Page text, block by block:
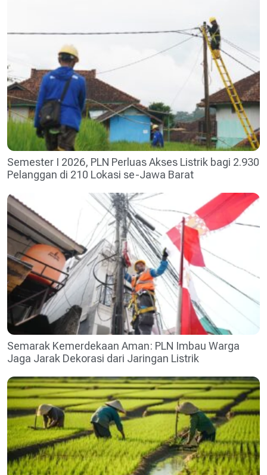
Semester I 2026, PLN Perluas Akses Listrik bagi 2.930
Pelanggan di 210 Lokasi se-Jawa Barat
Semarak Kemerdekaan Aman: PLN Imbau Warga
Jaga Jarak Dekorasi dari Jaringan Listrik